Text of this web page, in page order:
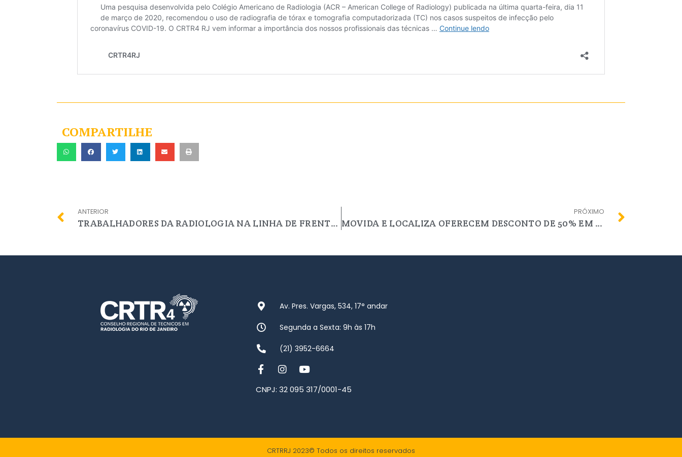
COMPARTILHE
ANTERIOR
TRABALHADORES DA RADIOLOGIA NA LINHA DE FRENTE, MAS SEM APOIO.
PRÓXIMO
MOVIDA E LOCALIZA OFERECEM DESCONTO DE 50% EM LOCAÇÃO DE VEÍCULOS AOS PROFISSIONAIS DAS TÉCNICAS RADIOLÓGICAS
Av. Pres. Vargas, 534, 17° andar
Segunda a Sexta: 9h às 17h
(21) 3952-6664
CNPJ: 32 095 317/0001-45
CRTRRJ 2023© Todos os direitos reservados